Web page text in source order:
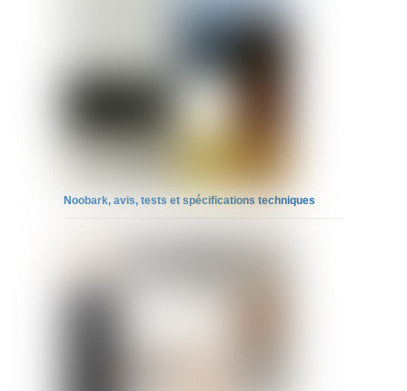
Noobark, avis, tests et spécifications techniques